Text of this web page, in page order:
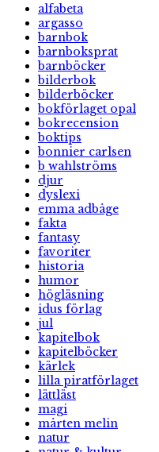
alfabeta
argasso
barnbok
barnboksprat
barnböcker
bilderbok
bilderböcker
bokförlaget opal
bokrecension
boktips
bonnier carlsen
b wahlströms
djur
dyslexi
emma adbåge
fakta
fantasy
favoriter
historia
humor
högläsning
idus förlag
jul
kapitelbok
kapitelböcker
kärlek
lilla piratförlaget
lättläst
magi
mårten melin
natur